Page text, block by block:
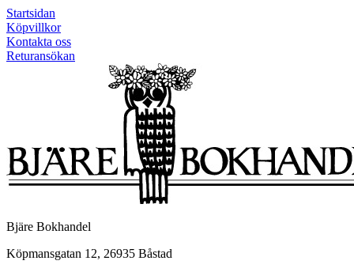
Startsidan
Köpvillkor
Kontakta oss
Returansökan
Bjäre Bokhandel
Köpmansgatan 12, 26935 Båstad